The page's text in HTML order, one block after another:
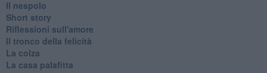
Il nespolo
Short story
Riflessioni sull'amore
Il tronco della felicità
La colza
La casa palafitta